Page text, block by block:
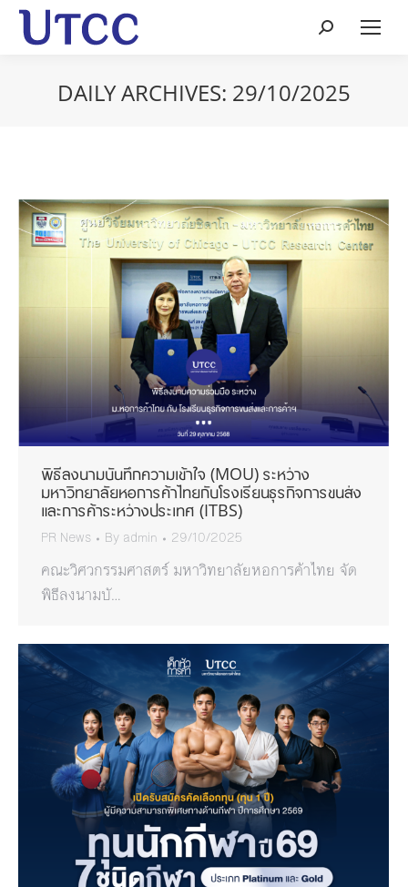
Search:
DAILY ARCHIVES: 29/10/2025
พิธีลงนามบันทึกความเข้าใจ (MOU) ระหว่าง
มหาวิทยาลัยหอการค้าไทยกับโรงเรียนธุรกิจการขนส่ง
และการค้าระหว่างประเทศ (ITBS)
PR News By admin 29/10/2025
คณะวิศวกรรมศาสตร์ มหาวิทยาลัยหอการค้าไทย จัด
พิธีลงนามบั…